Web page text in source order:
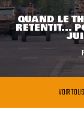
QUAND LE
RETENTIT...
VOIR